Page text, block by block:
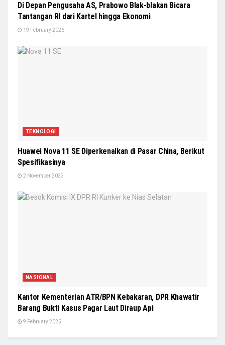
Di Depan Pengusaha AS, Prabowo Blak-blakan Bicara
Tantangan RI dari Kartel hingga Ekonomi
19 February 2026
TEKNOLOGI
Huawei Nova 11 SE Diperkenalkan di Pasar China, Berikut
Spesifikasinya
2 November 2023
NASIONAL
Kantor Kementerian ATR/BPN Kebakaran, DPR Khawatir
Barang Bukti Kasus Pagar Laut Diraup Api
9 February 2025